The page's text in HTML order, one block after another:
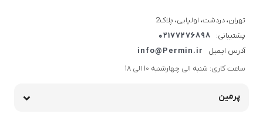
تهران، دردشت، اولیایی، پلاک2
پشتیبانی:
02177276898
آدرس ایمیل
info@Permin.ir
ساعت کاری: شنبه الی چهارشنبه 10 الی 18
پرمین